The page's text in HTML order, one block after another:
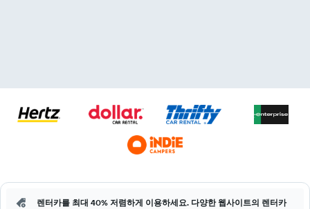
렌터카를 최대 40% 저렴하게 이용하세요. 다양한 웹사이트의 렌터카